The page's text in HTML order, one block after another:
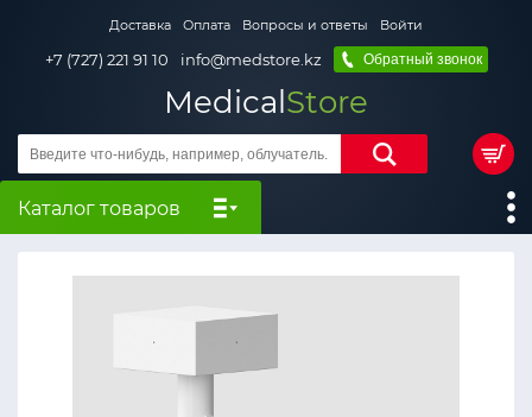
Доставка Оплата Вопросы и ответы Войти
+7 (727) 221 91 10 info@medstore.kz Обратный звонок
MedicalStore
Каталог товаров